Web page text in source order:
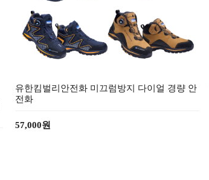
유한킴벌리안전화 미끄럼방지 다이얼 경량 안
전화
57,000원